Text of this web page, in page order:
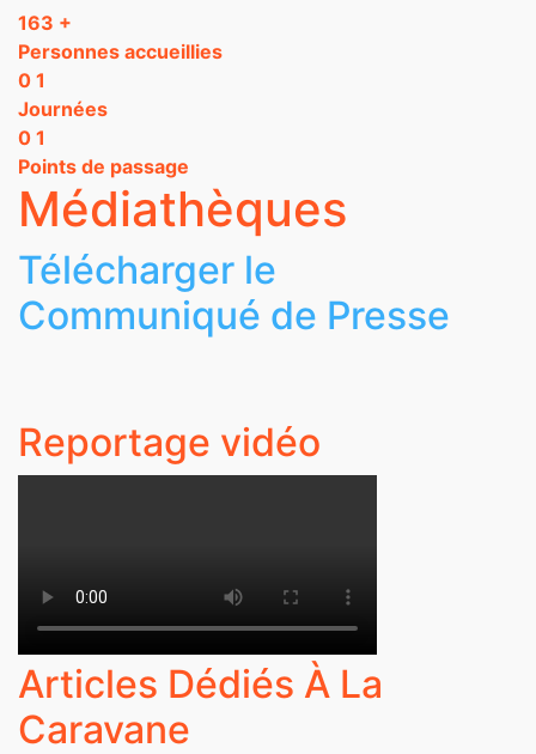
163 +
Personnes accueillies
0 1
Journées
0 1
Points de passage
Médiathèques
Télécharger le
Communiqué de Presse
Reportage vidéo
Articles Dédiés À La
Caravane